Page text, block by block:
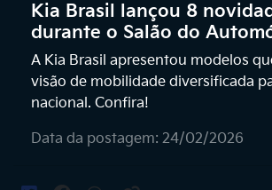
Kia Brasil lançou 8
durante o Salão do
A Kia Brasil apresentou modelos
visão de mobilidade diversificada
nacional. Confira!
Data da postagem: 24/02/2026